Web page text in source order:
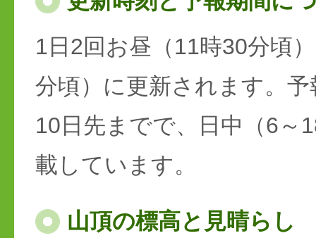
1日2回お昼（11時30分頃
分頃）に更新されます。
10日先までで、日中（6～
載しています。
山頂の標高と見晴らし